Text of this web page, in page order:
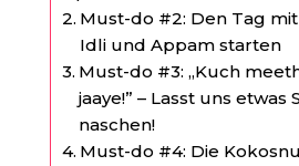
Must-do #2: Den Tag mit
Idli und Appam starten
Must-do #3: „Kuch
jaaye!” – Lasst uns etwas
naschen!
Must-do #4: Die